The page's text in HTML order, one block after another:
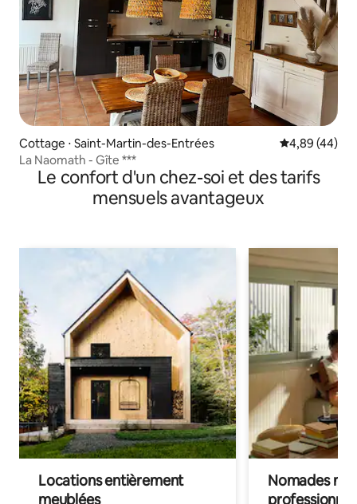
Cottage ⋅ Saint-Martin-des-Entrées Évaluation
4,89 (44)
La Naomath - Gîte ***
Le confort d'un chez-soi et des tarifs
mensuels avantageux
Locations entièrement
meublées
Nomades